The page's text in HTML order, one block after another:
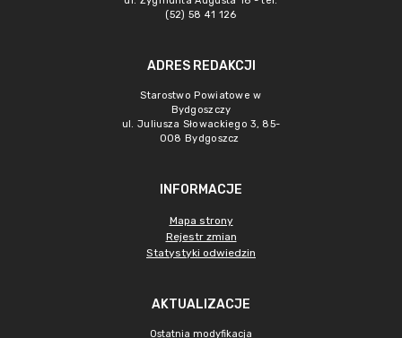
(52) 58 41 126
ADRES REDAKCJI
Starostwo Powiatowe w
Bydgoszczy
ul. Juliusza Słowackiego 3, 85-
008 Bydgoszcz
INFORMACJE
Mapa strony
Rejestr zmian
Statystyki odwiedzin
AKTUALIZACJE
Ostatnia modyfikacja